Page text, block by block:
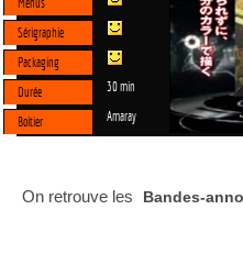
Menus
Sérigraphie
Packaging
Durée
30 min
Boitier Amaray
On retrouve les Bandes-